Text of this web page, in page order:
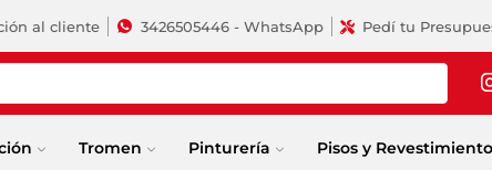
al cliente 3426505446 - WhatsApp Pedí tu
Tromen Pinturería Pisos y